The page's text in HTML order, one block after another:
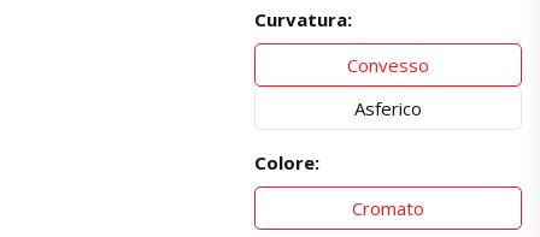
Curvatura:
Convesso
Asferico
Colore:
Cromato